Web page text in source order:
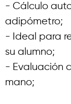
- Cálculo
adipómetro;
- Ideal para
su alumno;
- Evaluación
mano;